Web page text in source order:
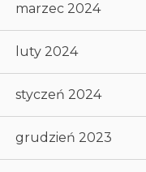
marzec 2024
luty 2024
styczeń 2024
grudzień 2023